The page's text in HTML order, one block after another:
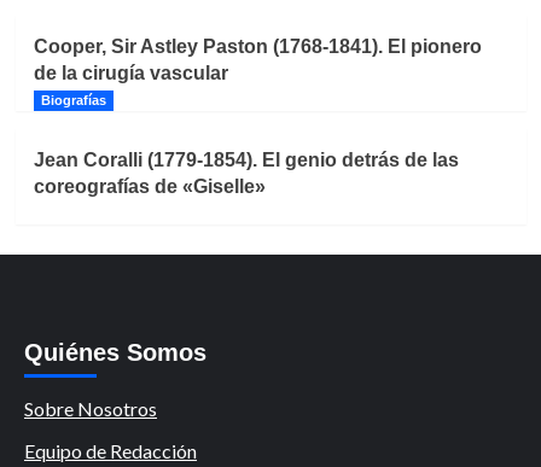
Cooper, Sir Astley Paston (1768-1841). El pionero
de la cirugía vascular
Biografías
Jean Coralli (1779-1854). El genio detrás de las
coreografías de «Giselle»
Quiénes Somos
Sobre Nosotros
Equipo de Redacción